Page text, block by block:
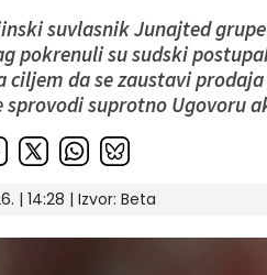
suvlasnik Junajted
pokrenuli su sudski
ciljem da se zaustavi
suprotno Ugovoru
| 14:28 | Izvor: Beta